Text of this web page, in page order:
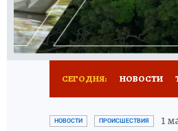
СЕГОДНЯ: НОВОСТИ
НОВОСТИ ПРОИСШЕСТВИЯ 1